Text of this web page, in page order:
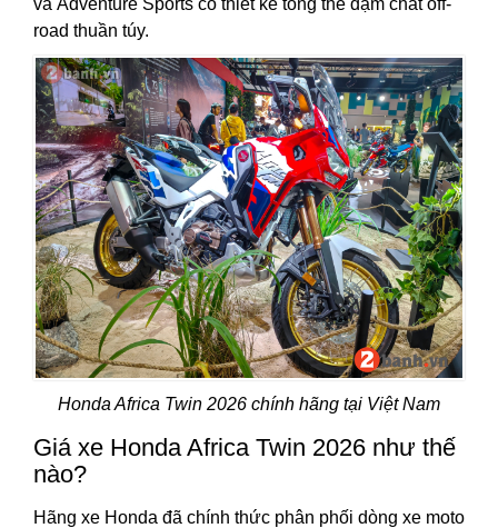
và Adventure Sports có thiết kế tổng thể đậm chất off-
road thuần túy.
Honda Africa Twin 2026 chính hãng tại Việt Nam
Giá xe Honda Africa Twin 2026 như thế
nào?
Hãng xe Honda đã chính thức phân phối dòng xe moto